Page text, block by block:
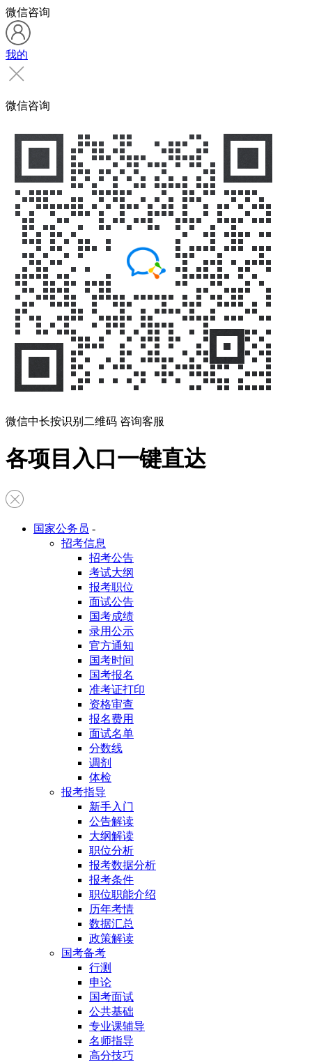
微信咨询
我的
微信咨询
微信中长按识别二维码 咨询客服
各项目入口一键直达
国家公务员 -
招考信息
招考公告
考试大纲
报考职位
面试公告
国考成绩
录用公示
官方通知
国考时间
国考报名
准考证打印
资格审查
报名费用
面试名单
分数线
调剂
体检
报考指导
新手入门
公告解读
大纲解读
职位分析
报考数据分析
报考条件
职位职能介绍
历年考情
数据汇总
政策解读
国考备考
行测
申论
国考面试
公共基础
专业课辅导
名师指导
高分技巧